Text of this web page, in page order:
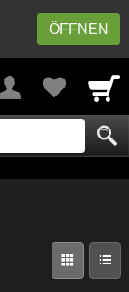
ÖFFNEN